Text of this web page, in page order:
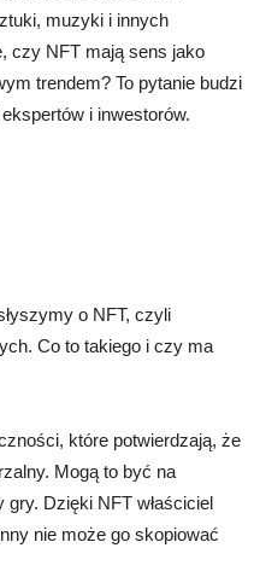
muzyki i innych
czy NFT mają sens jako
trendem? To pytanie budzi
i inwestorów.
o NFT, czyli
Co to takiego i czy ma
które potwierdzają, że
Mogą to być na
Dzięki NFT właściciel
nie może go skopiować